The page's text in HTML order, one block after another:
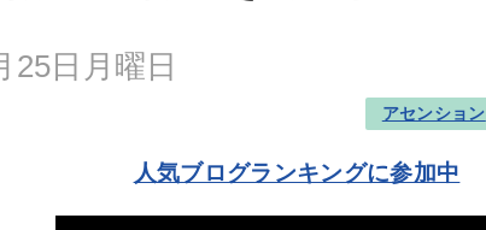
25日月曜日
アセンション
人気ブログランキングに参加中